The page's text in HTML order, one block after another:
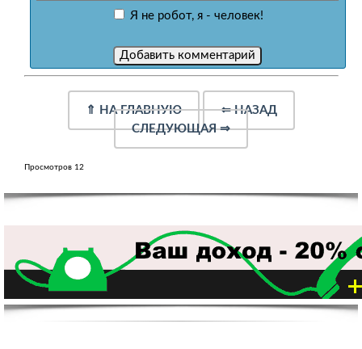
Я не робот, я - человек!
⇑ НА ГЛАВНУЮ ⇐НАЗАД
СЛЕДУЮЩАЯ⇒
Просмотров 12